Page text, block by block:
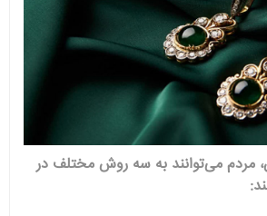
مردم می‌توانند به سه روش مختلف در